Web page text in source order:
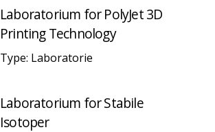
Laboratorium for PolyJet 3D
Printing Technology
Type: Laboratorie
Laboratorium for Stabile
Isotoper